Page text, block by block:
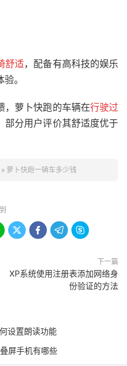
舒适，配备有高科技的娱乐
。
，萝卜快跑的车辆在行驶过
部分用户评价其舒适度优于
» 萝卜快跑一辆车多少钱
   
下一篇
XP系统使用注册表添加网络身
份验证的方法
设置朗读功能
屏手机有哪些